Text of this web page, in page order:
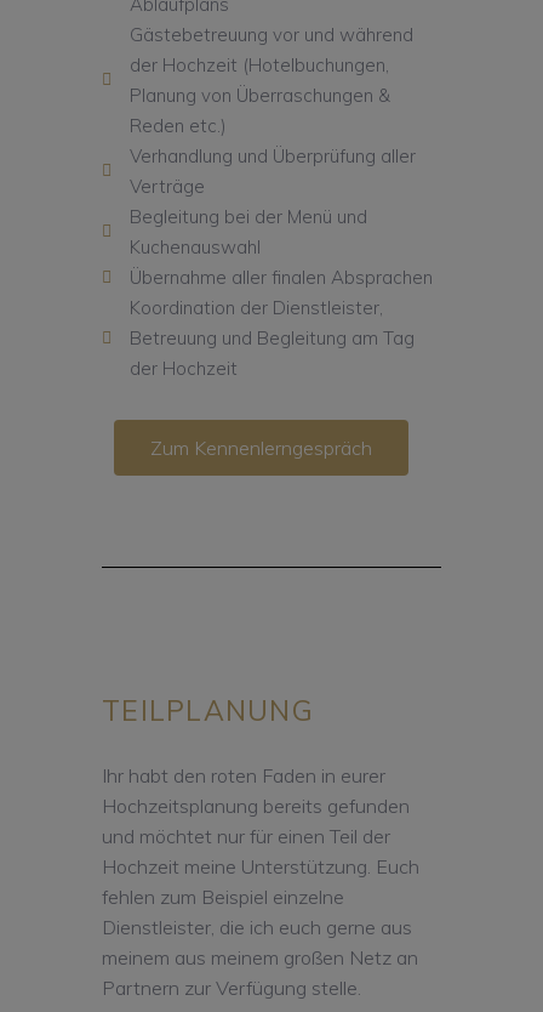
Gästebetreuung vor und während
der Hochzeit (Hotelbuchungen,
Planung von Überraschungen &
Reden etc.)
Verhandlung und Überprüfung aller
Verträge
Begleitung bei der Menü und
Kuchenauswahl
Übernahme aller finalen Absprachen
Koordination der Dienstleister,
Betreuung und Begleitung am Tag
der Hochzeit
Zum Kennenlerngespräch
TEILPLANUNG
Ihr habt den roten Faden in eurer
Hochzeitsplanung bereits gefunden
und möchtet nur für einen Teil der
Hochzeit meine Unterstützung. Euch
fehlen zum Beispiel einzelne
Dienstleister, die ich euch gerne aus
meinem aus meinem großen Netz an
Partnern zur Verfügung stelle.